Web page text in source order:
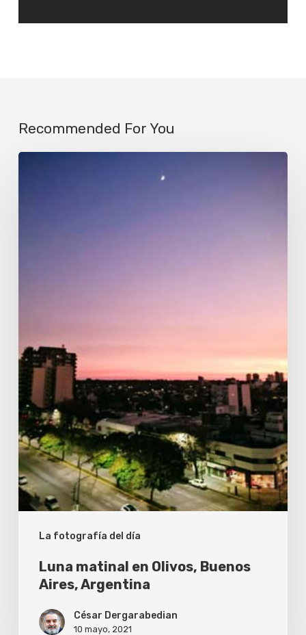
Recommended For You
La fotografía del día
Luna matinal en Olivos, Buenos
Aires, Argentina
César Dergarabedian
10 mayo, 2021